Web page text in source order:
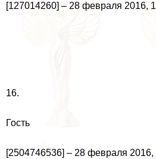
[127014260] – 28 февраля 2016,
16.
Гость
[2504746536] – 28 февраля 2016,